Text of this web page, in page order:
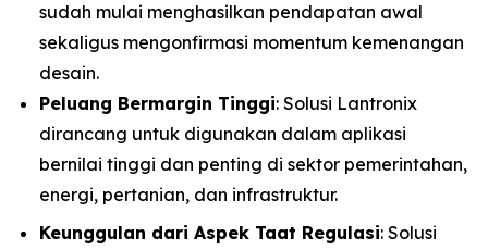
sudah mulai menghasilkan pendapatan awal
sekaligus mengonfirmasi momentum kemenangan
desain.
Peluang Bermargin Tinggi: Solusi Lantronix
dirancang untuk digunakan dalam aplikasi
bernilai tinggi dan penting di sektor pemerintahan,
energi, pertanian, dan infrastruktur.
Keunggulan dari Aspek Taat Regulasi: Solusi